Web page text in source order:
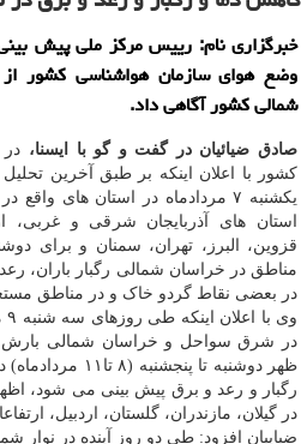
خبرگزاری نام: رییس مرکز ملی پیش
وضع هوای سازمان هواشناسی کشور
شمالی کشور آگاهی داد.
صادق ضیائیان در گفت و گو با ایسنا،
کشور با اعلان اینکه بر طبق آخرین
یکشنبه ۷ مردادماه در استان های
استان های آذربایجان شرقی و غربی،
مناطق در خراسان شمالی رگبار باران،
در بعضی نقاط گردو خاک و در مناطق
در شرق سواحل و خراسان شمالی بارش
ظهر دوشنبه تا
در گیلان، مازندران، گلستان، اردبیل،
ضیاییان افزود: طی دو روز آینده در